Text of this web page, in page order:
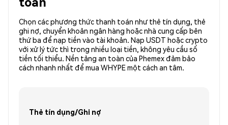
Chọn các phương thức thanh toán như thẻ tín dụng, thẻ
ghi nợ, chuyển khoản ngân hàng hoặc nhà cung cấp bên
thứ ba để nạp tiền vào tài khoản. Nạp USDT hoặc crypto
với xử lý tức thì trong nhiều loại tiền, không yêu cầu số
tiền tối thiểu. Nền tảng an toàn của Phemex đảm bảo
cách nhanh nhất để mua WHYPE một cách an tâm.
Thẻ tín dụng/Ghi nợ